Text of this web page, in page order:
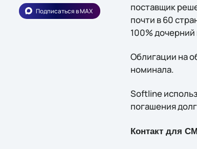
Подписаться в MAX
поставщик
почти в 60
100%
Облигации на
номинала.
Softline
погашения
Контакт для